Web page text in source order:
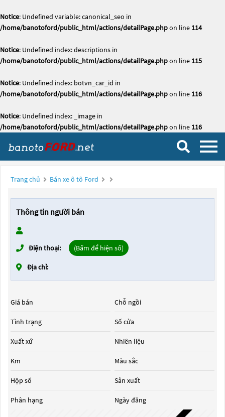
Notice: Undefined variable: canonical_seo in
/home/banotoford/public_html/actions/detailPage.phpon line 114
Notice: Undefined index: descriptions in
/home/banotoford/public_html/actions/detailPage.phpon line 115
Notice: Undefined index: botvn_car_id in
/home/banotoford/public_html/actions/detailPage.phpon line 116
Notice: Undefined index: _image in
/home/banotoford/public_html/actions/detailPage.phpon line 116
Trang chủ Bán xe ô tô Ford
Thông tin người bán
Điện thoại: (Bấm để hiện số)
Địa chỉ:
Giá bán
Tình trạng
Xuất xứ
Km
Hộp số
Phân hạng
Chỗ ngồi
Số cửa
Nhiên liệu
Màu sắc
Sản xuất
Ngày đăng